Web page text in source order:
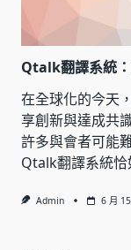
Qtalk翻譯系統
在全球化的今天
享創新與達成共
許多與會者可能
Qtalk翻譯系統
Admin 6 月